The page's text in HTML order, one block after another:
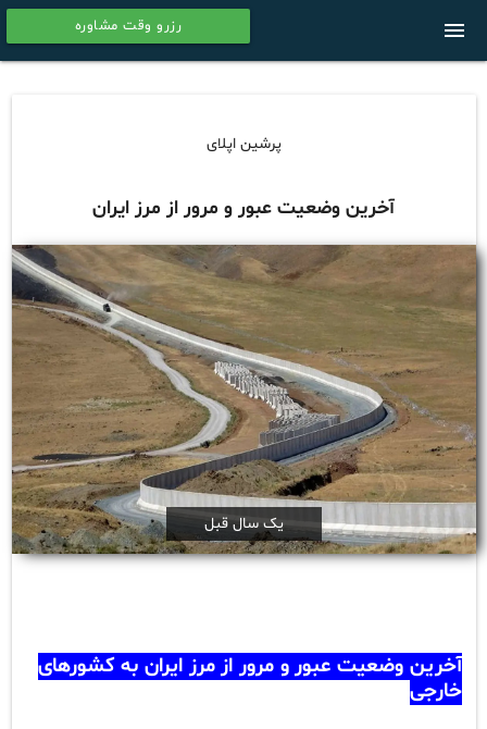
رزرو وقت مشاوره menu
پرشین اپلای
آخرین وضعیت عبور و مرور از مرز ایران
یک سال قبل
آخرین وضعیت عبور و مرور از مرز ایران به کشورهای
خارجی